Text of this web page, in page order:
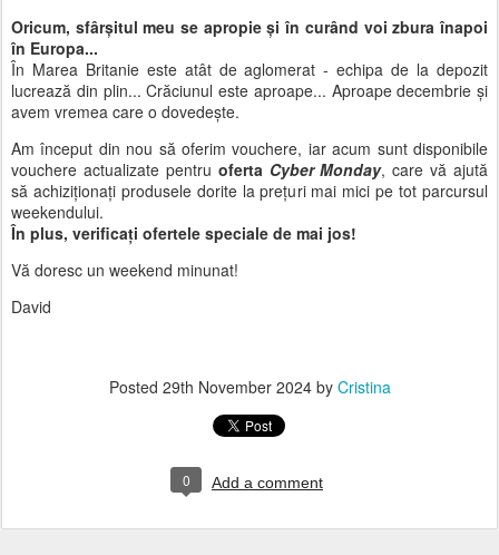
Oricum, sfârșitul meu se apropie și în curând voi zbura înapoi
în Europa...
În Marea Britanie este atât de aglomerat - echipa de la depozit
lucrează din plin... Crăciunul este aproape... Aproape decembrie și
avem vremea care o dovedește.
Am început din nou să oferim vouchere, iar acum sunt disponibile
vouchere actualizate pentru oferta Cyber Monday, care vă ajută
să achiziționați produsele dorite la prețuri mai mici pe tot parcursul
weekendului.
În plus, verificați ofertele speciale de mai jos!
Vă doresc un weekend minunat!
David
Posted 29th November 2024by Cristina
0 Add a comment